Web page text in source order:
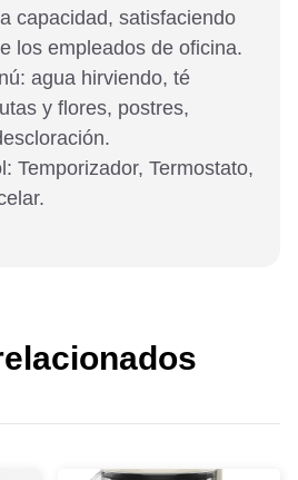
capacidad, satisfaciendo
los empleados de oficina.
agua hirviendo, té
y flores, postres,
Temporizador, Termostato,